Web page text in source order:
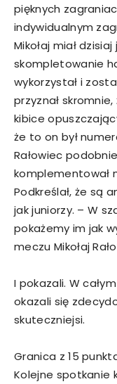
pięknych
indywidualnym
Mikołaj miał
skompletowanie
wykorzystał i
przyznał
kibice
że to on był
Rałowiec
komplementował
Podkreślał, że są
jak juniorzy. – W
pokażemy im jak
meczu Mikołaj
I pokazali. W
okazali się
skuteczniejsi.
Granica z 15
Kolejne spotkanie